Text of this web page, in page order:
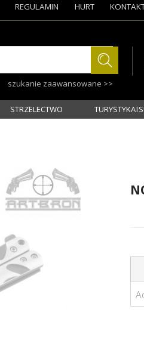
szukanie zaawansowane >>
REGULAMIN HURT
STRZELECTWO TURYSTYKA I